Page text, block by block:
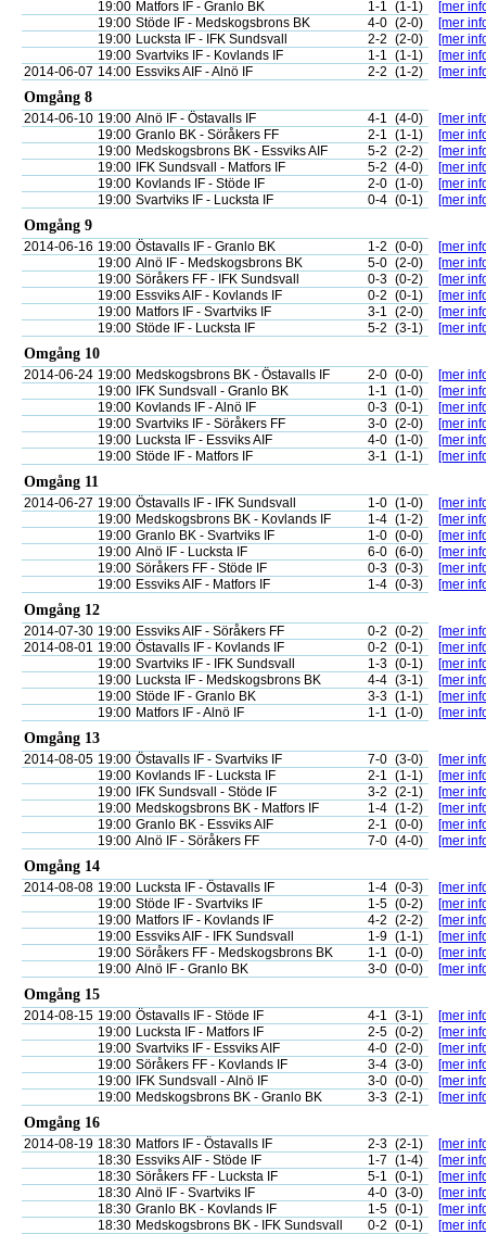
19:00 Matfors IF - Granlo BK 1-1 (1-1)
[mer
19:00 Stöde IF - Medskogsbrons BK 4-0 (2-0)
[mer
19:00 Lucksta IF - IFK Sundsvall 2-2 (2-0)
[mer
19:00 Svartviks IF - Kovlands IF 1-1 (1-1)
[mer
2014-06-07 14:00 Essviks AIF - Alnö IF 2-2 (1-2) [mer
Omgång 8
2014-06-10 19:00 Alnö IF - Östavalls IF 4-1 (4-0)
[mer
19:00 Granlo BK - Söråkers FF 2-1 (1-1)
[mer
19:00 Medskogsbrons BK - Essviks AIF 5-2 (2-2)
[mer
19:00
IFK Sundsvall - Matfors IF 5-2 (4-0)
[mer
19:00 Kovlands IF - Stöde IF 2-0 (1-0)
[mer
19:00 Svartviks IF - Lucksta IF 0-4 (0-1) [mer
Omgång 9
2014-06-16 19:00 Östavalls IF - Granlo BK 1-2 (0-0)
[mer
19:00 Alnö IF - Medskogsbrons BK 5-0 (2-0)
[mer
19:00 Söråkers FF - IFK Sundsvall 0-3 (0-2)
[mer
19:00 Essviks AIF - Kovlands IF 0-2 (0-1)
[mer
19:00 Matfors IF - Svartviks IF 3-1 (2-0)
[mer
19:00 Stöde IF - Lucksta IF 5-2 (3-1) [mer
Omgång 10
2014-06-24 19:00 Medskogsbrons BK - Östavalls IF 2-0 (0-0)
[mer
19:00
IFK Sundsvall - Granlo BK 1-1 (1-0)
[mer
19:00 Kovlands IF - Alnö IF 0-3 (0-1)
[mer
19:00 Svartviks IF - Söråkers FF 3-0 (2-0)
[mer
19:00 Lucksta IF - Essviks AIF 4-0 (1-0)
[mer
19:00 Stöde IF - Matfors IF 3-1 (1-1) [mer
Omgång 11
2014-06-27 19:00 Östavalls IF - IFK Sundsvall 1-0 (1-0)
[mer
19:00 Medskogsbrons BK - Kovlands IF 1-4 (1-2)
[mer
19:00 Granlo BK - Svartviks IF 1-0 (0-0)
[mer
19:00 Alnö IF - Lucksta IF 6-0 (6-0)
[mer
19:00 Söråkers FF - Stöde IF 0-3 (0-3)
[mer
19:00 Essviks AIF - Matfors IF 1-4 (0-3) [mer
Omgång 12
2014-07-30 19:00 Essviks AIF - Söråkers FF 0-2 (0-2)
[mer
2014-08-01 19:00 Östavalls IF - Kovlands IF 0-2 (0-1)
[mer
19:00 Svartviks IF - IFK Sundsvall 1-3 (0-1)
[mer
19:00 Lucksta IF - Medskogsbrons BK 4-4 (3-1)
[mer
19:00 Stöde IF - Granlo BK 3-3 (1-1)
[mer
19:00 Matfors IF - Alnö IF 1-1 (1-0) [mer
Omgång 13
2014-08-05 19:00 Östavalls IF - Svartviks IF 7-0 (3-0)
[mer
19:00 Kovlands IF - Lucksta IF 2-1 (1-1)
[mer
19:00
IFK Sundsvall - Stöde IF 3-2 (2-1)
[mer
19:00 Medskogsbrons BK - Matfors IF 1-4 (1-2)
[mer
19:00 Granlo BK - Essviks AIF 2-1 (0-0)
[mer
19:00 Alnö IF - Söråkers FF 7-0 (4-0) [mer
Omgång 14
2014-08-08 19:00 Lucksta IF - Östavalls IF 1-4 (0-3)
[mer
19:00 Stöde IF - Svartviks IF 1-5 (0-2)
[mer
19:00 Matfors IF - Kovlands IF 4-2 (2-2)
[mer
19:00 Essviks AIF - IFK Sundsvall 1-9 (1-1)
[mer
19:00 Söråkers FF - Medskogsbrons BK 1-1 (0-0)
[mer
19:00 Alnö IF - Granlo BK 3-0 (0-0) [mer
Omgång 15
2014-08-15 19:00 Östavalls IF - Stöde IF 4-1 (3-1)
[mer
19:00 Lucksta IF - Matfors IF 2-5 (0-2)
[mer
19:00 Svartviks IF - Essviks AIF 4-0 (2-0)
[mer
19:00 Söråkers FF - Kovlands IF 3-4 (3-0)
[mer
19:00
IFK Sundsvall - Alnö IF 3-0 (0-0)
[mer
19:00 Medskogsbrons BK - Granlo BK 3-3 (2-1) [mer
Omgång 16
2014-08-19 18:30 Matfors IF - Östavalls IF 2-3 (2-1)
[mer
18:30 Essviks AIF - Stöde IF 1-7 (1-4)
[mer
18:30 Söråkers FF - Lucksta IF 5-1 (0-1)
[mer
18:30 Alnö IF - Svartviks IF 4-0 (3-0)
[mer
18:30 Granlo BK - Kovlands IF 1-5 (0-1)
[mer
18:30 Medskogsbrons BK - IFK Sundsvall 0-2 (0-1) [mer